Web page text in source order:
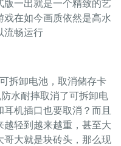
在如今画质依然是高水
流畅运行
拆卸电池，取消储存卡
水耐摔取消了可拆卸电
机插口也要取消？而且
轻到越来越重，甚至大
大就是块砖头，那么现